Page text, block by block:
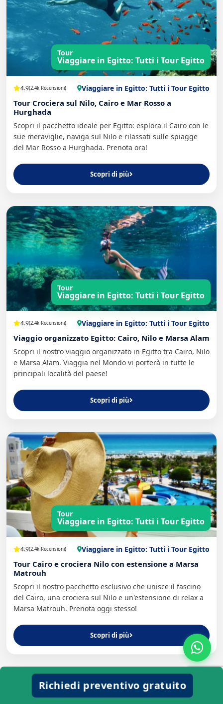
Tour
Viaggiare in Egitto: Tutti i Tour Egitto
4.9(2.4k Recensioni) Viaggiare in Egitto: Tutti i Tour Egitto
Tour Crociera sul Nilo, Cairo e Mar Rosso a
Hurghada
Scopri il pacchetto ideale per Egitto: esplora il Cairo con le
sue meraviglie, naviga sul Nilo e rilassati sulle spiagge
del Mar Rosso a Hurghada. Prenota ora!
Scopri di più
Tour
Viaggiare in Egitto: Tutti i Tour Egitto
4.9(2.4k Recensioni) Viaggiare in Egitto: Tutti i Tour Egitto
Viaggio organizzato Egitto: Cairo, Nilo e Marsa Alam
Scopri il nostro viaggio organizzato in Egitto tra Cairo, Nilo
e Marsa Alam. Viaggia nel Mondo vi porterà in tutte le
principali località del paese!
Scopri di più
Tour
Viaggiare in Egitto: Tutti i Tour Egitto
4.9(2.4k Recensioni) Viaggiare in Egitto: Tutti i Tour Egitto
Tour Cairo e crociera Nilo con estensione a Marsa
Matrouh
Scopri il nostro pacchetto esclusivo che unisce il fascino
del Cairo, una crociera sul Nilo e un'estensione di relax a
Marsa Matrouh. Prenota oggi stesso!
Scopri di più
Richiedi preventivo gratuito